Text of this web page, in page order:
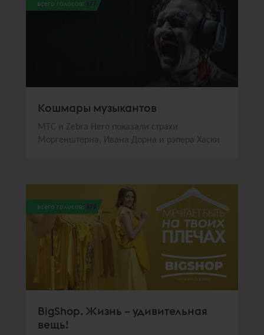
всего голосов: 277
Кошмары музыкантов
МТС и Zebra Hero показали страхи
Моргенштерна, Ивана Дорна и рэпера Хаски
всего голосов: 272
BigShop. Жизнь – удивительная
вещь!